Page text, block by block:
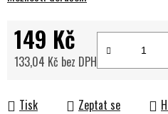
149 Kč
133,04 Kč bez DPH
Tisk Zeptat se